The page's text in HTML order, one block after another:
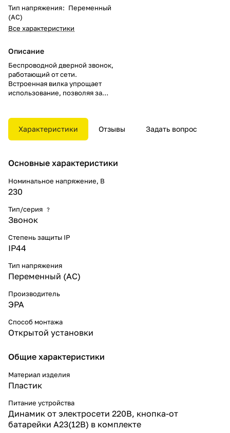
Тип напряжения: Переменный
(AC)
Все характеристики
Описание
Беспроводной дверной звонок,
работающий от сети.
Встроенная вилка упрощает
использование, позволяя за
розетка. И переносить динамик
из комнаты в комнату. Кнопка
работает от батарейки А23,
качественных мелодий, их
Радиус действия звонка 100
метров. Компактный размер,
интерьера цветовая гамма.
Аккуратная блистерная
отличным вариантом подарка на
новоселье и другие праздники.
Характеристики Отзывы Задать вопрос
Основные характеристики
Номинальное напряжение, В
230
Тип/серия ?
Звонок
Степень защиты IP
IP44
Тип напряжения
Переменный (AC)
Производитель
ЭРА
Способ монтажа
Открытой установки
Общие характеристики
Материал изделия
Пластик
Питание устройства
Динамик от электросети 220В, кнопка-от
батарейки А23(12В) в комплекте